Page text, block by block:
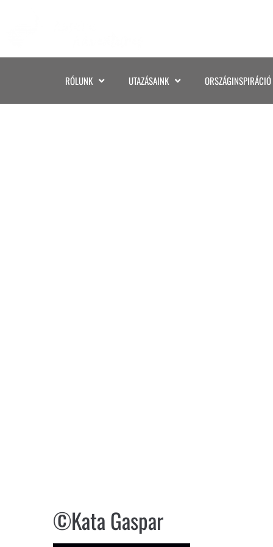
RÓLUNK UTAZÁSAINK ORSZÁGINSPIRÁCIÓ
©Kata Gaspar